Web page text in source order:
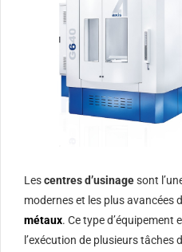
Lescentres d’usinagesont
modernes et les plus avancées
métaux. Ce type
l’exécution de plusieurs tâches